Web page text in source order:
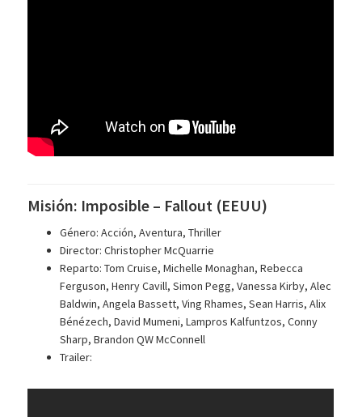
Misión: Imposible – Fallout (EEUU)
Género: Acción, Aventura, Thriller
Director: Christopher McQuarrie
Reparto: Tom Cruise, Michelle Monaghan, Rebecca
Ferguson, Henry Cavill, Simon Pegg, Vanessa Kirby, Alec
Baldwin, Angela Bassett, Ving Rhames, Sean Harris, Alix
Bénézech, David Mumeni, Lampros Kalfuntzos, Conny
Sharp, Brandon QW McConnell
Trailer: